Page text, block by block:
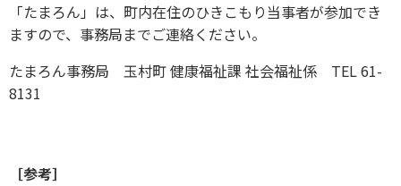
「たまろん」は、町内在住のひきこもり当事者が参加でき
ますので、事務局までご連絡ください。
たまろん事務局 玉村町 健康福祉課 社会福祉係 TEL 61-
8131
［参考］